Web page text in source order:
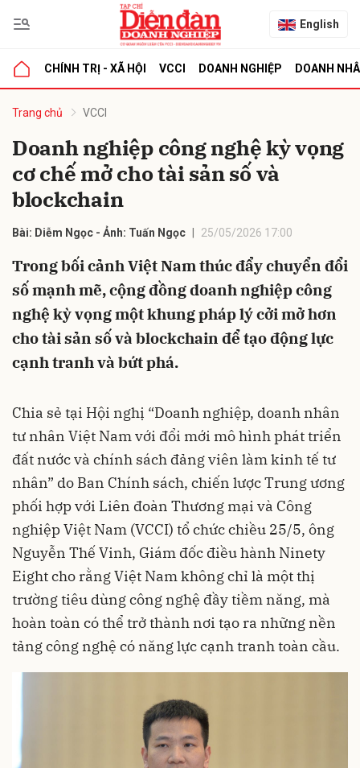
English
CHÍNH TRỊ - XÃ HỘI VCCI DOANH NGHIỆP DOANH
Trang chủ VCCI
Doanh nghiệp công nghệ kỳ vọng
cơ chế mở cho tài sản số và
blockchain
Bài: Diễm Ngọc - Ảnh: Tuấn Ngọc 25/05/2026 17:00
Trong bối cảnh Việt Nam thúc đẩy chuyển đổi
số mạnh mẽ, cộng đồng doanh nghiệp công
nghệ kỳ vọng một khung pháp lý cởi mở hơn
cho tài sản số và blockchain để tạo động lực
cạnh tranh và bứt phá.
Chia sẻ tại Hội nghị “Doanh nghiệp, doanh nhân
tư nhân Việt Nam với đổi mới mô hình phát triển
đất nước và chính sách đảng viên làm kinh tế tư
nhân” do Ban Chính sách, chiến lược Trung ương
phối hợp với Liên đoàn Thương mại và Công
nghiệp Việt Nam (VCCI) tổ chức chiều 25/5, ông
Nguyễn Thế Vinh, Giám đốc điều hành Ninety
Eight cho rằng Việt Nam không chỉ là một thị
trường tiêu dùng công nghệ đầy tiềm năng, mà
hoàn toàn có thể trở thành nơi tạo ra những nền
tảng công nghệ có năng lực cạnh tranh toàn cầu.
luận
Hủy